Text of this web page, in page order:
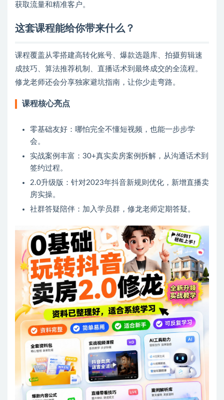
获取流量和精准客户。
这套课程能给你带来什么？
课程覆盖从零搭建高转化账号、爆款选题库、拍摄剪辑速
成技巧、算法推荐机制、直播话术到最终成交的全流程。
修龙老师还会分享独家避坑指南，让你少走弯路。
课程核心亮点
零基础友好：哪怕完全不懂短视频，也能一步步学
会。
实战案例丰富：30+真实卖房案例拆解，从沟通话术到
签约过程。
2.0升级版：针对2023年抖音新规则优化，新增直播卖
房实操。
社群答疑陪伴：加入学员群，修龙老师定期答疑。